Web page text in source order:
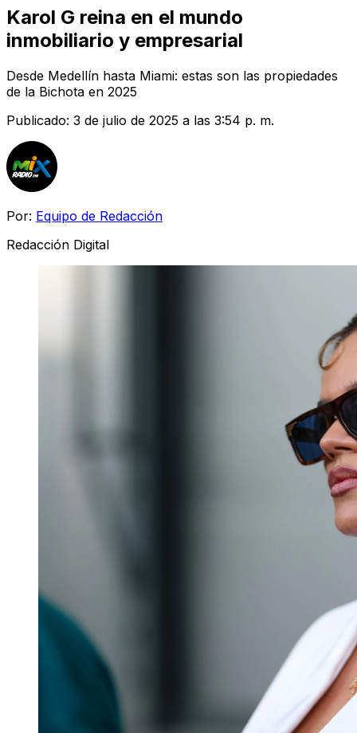
Karol G reina en el mundo
inmobiliario y empresarial
Desde Medellín hasta Miami: estas son las propiedades
de la Bichota en 2025
Publicado: 3 de julio de 2025 a las 3:54 p. m.
Por: Equipo de Redacción
Redacción Digital